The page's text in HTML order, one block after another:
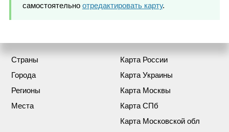
самостоятельно отредактировать карту.
Страны
Города
Регионы
Места
Карта России
Карта Украины
Карта Москвы
Карта СПб
Карта Московской обл